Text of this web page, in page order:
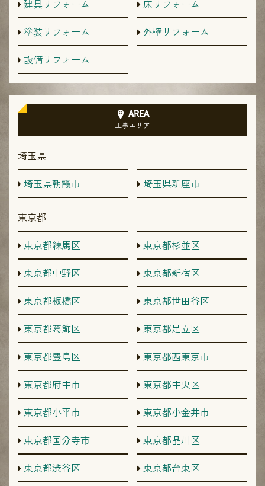
建具リフォーム
床リフォーム
塗装リフォーム
外壁リフォーム
設備リフォーム
AREA
工事エリア
埼玉県
埼玉県朝霞市
埼玉県新座市
東京都
東京都練馬区
東京都杉並区
東京都中野区
東京都新宿区
東京都板橋区
東京都世田谷区
東京都葛飾区
東京都足立区
東京都豊島区
東京都西東京市
東京都府中市
東京都中央区
東京都小平市
東京都小金井市
東京都国分寺市
東京都品川区
東京都渋谷区
東京都台東区